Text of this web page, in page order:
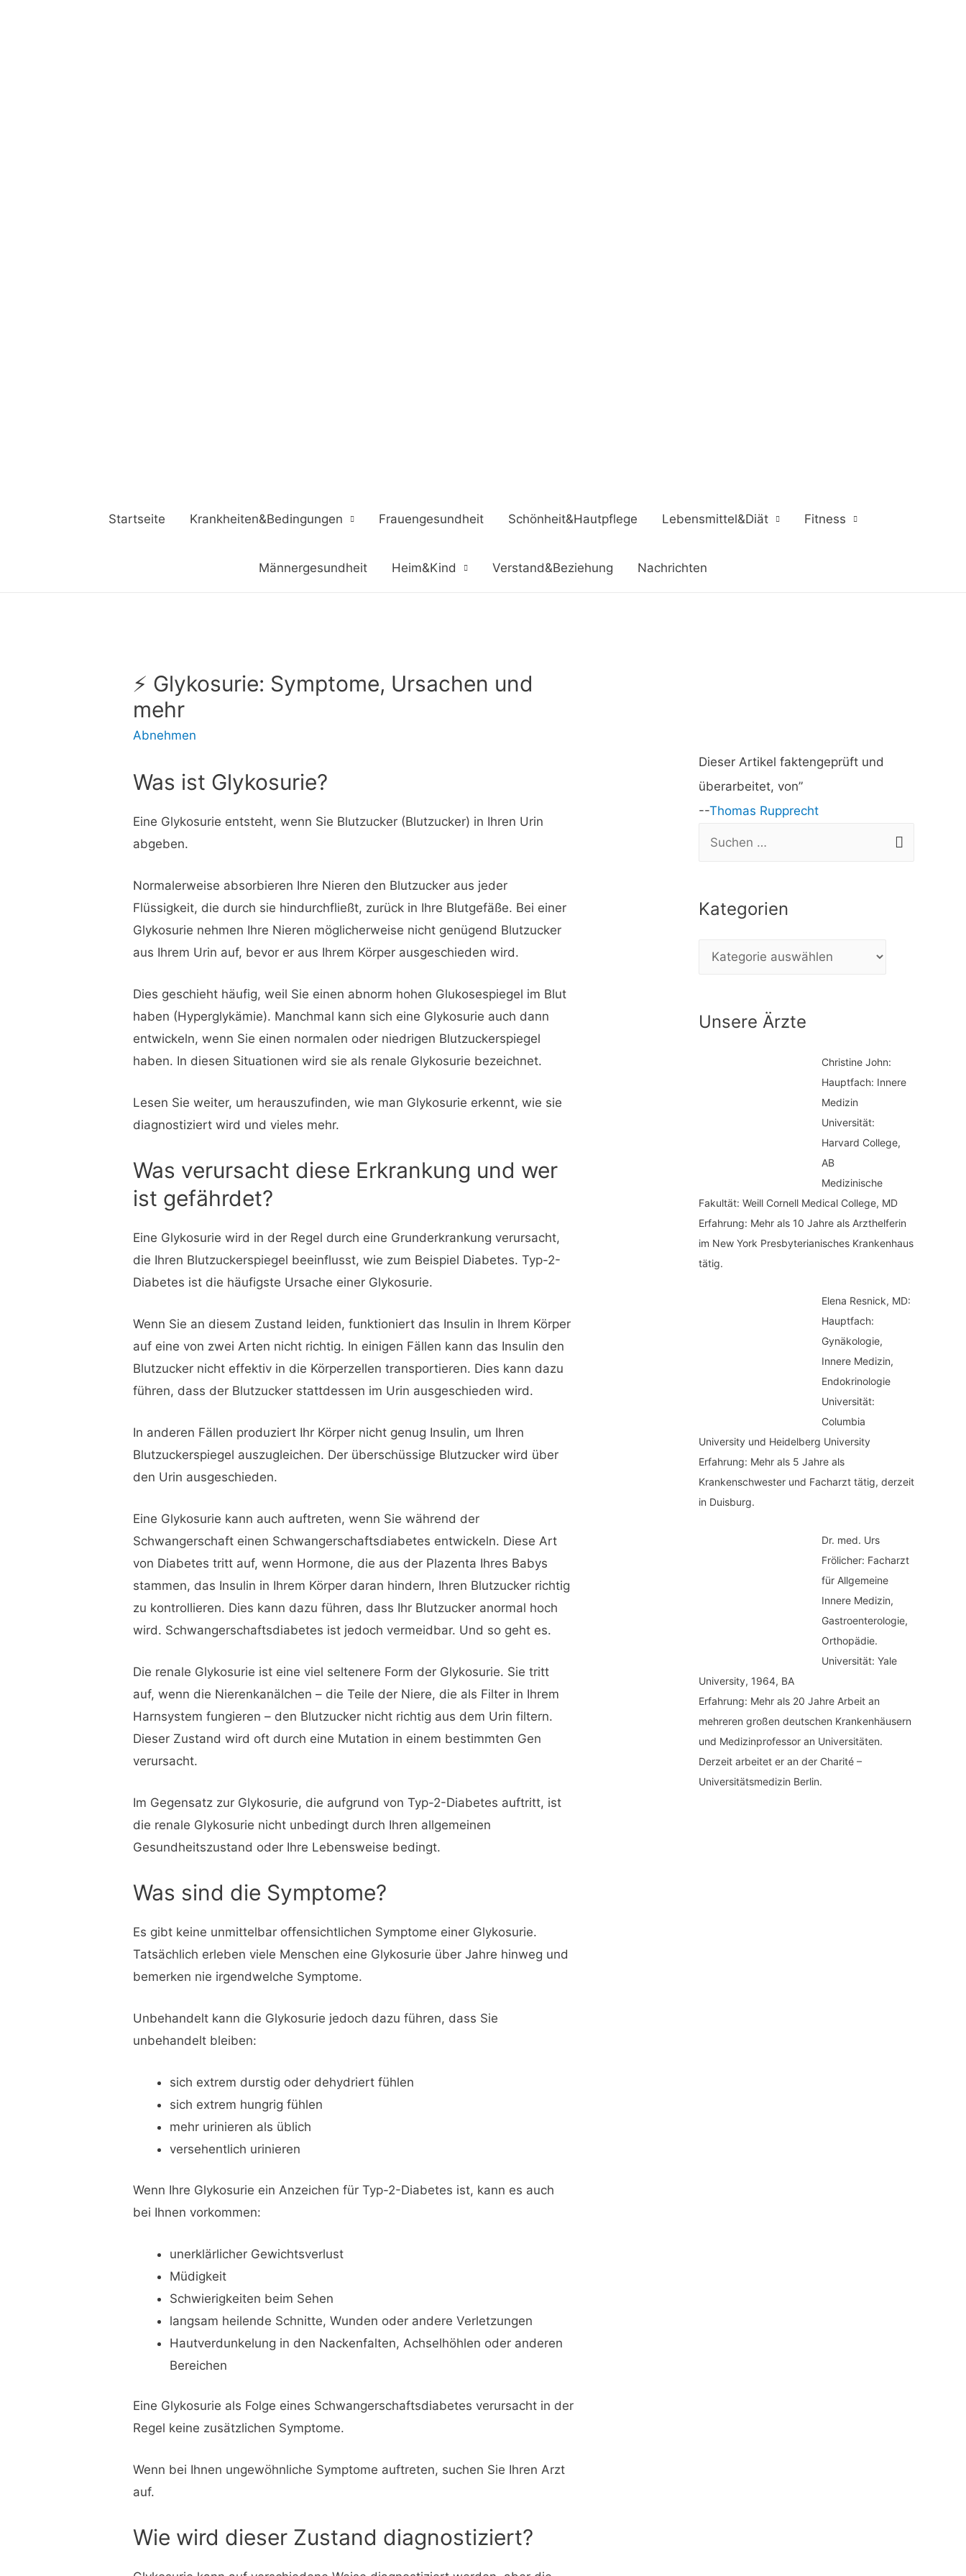
Startseite Krankheiten&Bedingungen Frauengesundheit Schönheit&Hautpflege Lebensmittel&Diät Fitness
Männergesundheit Heim&Kind Verstand&Beziehung Nachrichten
⚡ Glykosurie: Symptome, Ursachen und
mehr
Abnehmen
Was ist Glykosurie?
Eine Glykosurie entsteht, wenn Sie Blutzucker (Blutzucker) in Ihren Urin
abgeben.
Normalerweise absorbieren Ihre Nieren den Blutzucker aus jeder
Flüssigkeit, die durch sie hindurchfließt, zurück in Ihre Blutgefäße. Bei einer
Glykosurie nehmen Ihre Nieren möglicherweise nicht genügend Blutzucker
aus Ihrem Urin auf, bevor er aus Ihrem Körper ausgeschieden wird.
Dies geschieht häufig, weil Sie einen abnorm hohen Glukosespiegel im Blut
haben (Hyperglykämie). Manchmal kann sich eine Glykosurie auch dann
entwickeln, wenn Sie einen normalen oder niedrigen Blutzuckerspiegel
haben. In diesen Situationen wird sie als renale Glykosurie bezeichnet.
Lesen Sie weiter, um herauszufinden, wie man Glykosurie erkennt, wie sie
diagnostiziert wird und vieles mehr.
Was verursacht diese Erkrankung und wer
ist gefährdet?
Eine Glykosurie wird in der Regel durch eine Grunderkrankung verursacht,
die Ihren Blutzuckerspiegel beeinflusst, wie zum Beispiel Diabetes. Typ-2-
Diabetes ist die häufigste Ursache einer Glykosurie.
Wenn Sie an diesem Zustand leiden, funktioniert das Insulin in Ihrem Körper
auf eine von zwei Arten nicht richtig. In einigen Fällen kann das Insulin den
Blutzucker nicht effektiv in die Körperzellen transportieren. Dies kann dazu
führen, dass der Blutzucker stattdessen im Urin ausgeschieden wird.
In anderen Fällen produziert Ihr Körper nicht genug Insulin, um Ihren
Blutzuckerspiegel auszugleichen. Der überschüssige Blutzucker wird über
den Urin ausgeschieden.
Eine Glykosurie kann auch auftreten, wenn Sie während der
Schwangerschaft einen Schwangerschaftsdiabetes entwickeln. Diese Art
von Diabetes tritt auf, wenn Hormone, die aus der Plazenta Ihres Babys
stammen, das Insulin in Ihrem Körper daran hindern, Ihren Blutzucker richtig
zu kontrollieren. Dies kann dazu führen, dass Ihr Blutzucker anormal hoch
wird. Schwangerschaftsdiabetes ist jedoch vermeidbar. Und so geht es.
Die renale Glykosurie ist eine viel seltenere Form der Glykosurie. Sie tritt
auf, wenn die Nierenkanälchen – die Teile der Niere, die als Filter in Ihrem
Harnsystem fungieren – den Blutzucker nicht richtig aus dem Urin filtern.
Dieser Zustand wird oft durch eine Mutation in einem bestimmten Gen
verursacht.
Im Gegensatz zur Glykosurie, die aufgrund von Typ-2-Diabetes auftritt, ist
die renale Glykosurie nicht unbedingt durch Ihren allgemeinen
Gesundheitszustand oder Ihre Lebensweise bedingt.
Was sind die Symptome?
Es gibt keine unmittelbar offensichtlichen Symptome einer Glykosurie.
Tatsächlich erleben viele Menschen eine Glykosurie über Jahre hinweg und
bemerken nie irgendwelche Symptome.
Unbehandelt kann die Glykosurie jedoch dazu führen, dass Sie
unbehandelt bleiben:
sich extrem durstig oder dehydriert fühlen
sich extrem hungrig fühlen
mehr urinieren als üblich
versehentlich urinieren
Wenn Ihre Glykosurie ein Anzeichen für Typ-2-Diabetes ist, kann es auch
bei Ihnen vorkommen:
unerklärlicher Gewichtsverlust
Müdigkeit
Schwierigkeiten beim Sehen
langsam heilende Schnitte, Wunden oder andere Verletzungen
Hautverdunkelung in den Nackenfalten, Achselhöhlen oder anderen
Bereichen
Eine Glykosurie als Folge eines Schwangerschaftsdiabetes verursacht in der
Regel keine zusätzlichen Symptome.
Wenn bei Ihnen ungewöhnliche Symptome auftreten, suchen Sie Ihren Arzt
auf.
Wie wird dieser Zustand diagnostiziert?
Dieser Artikel faktengeprüft und
überarbeitet, von”
--Thomas Rupprecht
h
c
Kategorien
e
Unsere Ärzte
Christine John:
Hauptfach: Innere
Medizin
Universität:
Harvard College,
AB
Medizinische
Fakultät: Weill Cornell Medical College, MD
Erfahrung: Mehr als 10 Jahre als Arzthelferin
im New York Presbyterianisches Krankenhaus
tätig.
Elena Resnick, MD:
Hauptfach:
Gynäkologie,
Innere Medizin,
Endokrinologie
Universität:
Columbia
University und Heidelberg University
Erfahrung: Mehr als 5 Jahre als
Krankenschwester und Facharzt tätig, derzeit
in Duisburg.
Dr. med. Urs
Frölicher: Facharzt
für Allgemeine
Innere Medizin,
Gastroenterologie,
Orthopädie.
Universität: Yale
University, 1964, BA
Erfahrung: Mehr als 20 Jahre Arbeit an
mehreren großen deutschen Krankenhäusern
und Medizinprofessor an Universitäten.
Derzeit arbeitet er an der Charité –
Universitätsmedizin Berlin.